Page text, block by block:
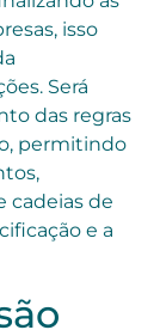
isso
Será
das regras
permitindo
cadeias de
e a